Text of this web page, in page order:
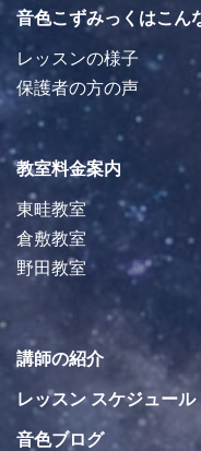
音色こずみっくはこん
レッスンの様子
保護者の方の声
教室料金案内
東畦教室
倉敷教室
野田教室
講師の紹介
レッスン スケジュール
音色ブログ